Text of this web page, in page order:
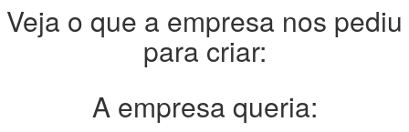
Veja o que a empresa nos pediu
para criar:
A empresa queria: